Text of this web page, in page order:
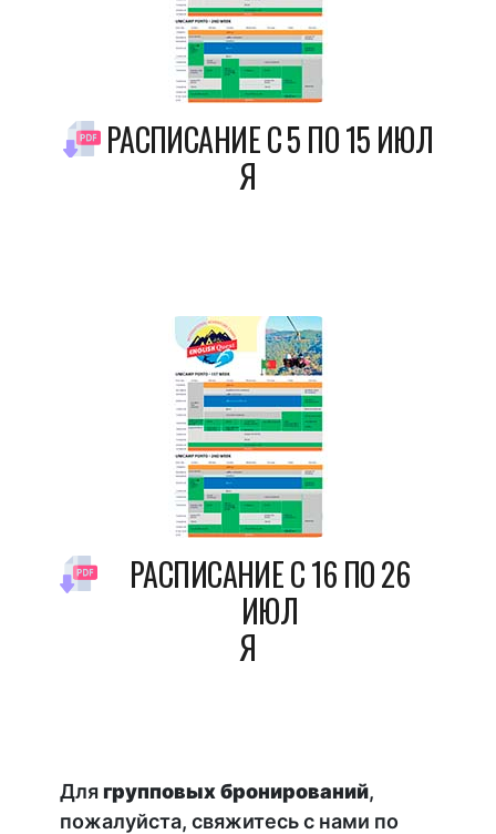
РАСПИСАНИЕ С 5 ПО 15 ИЮЛ
Я
РАСПИСАНИЕ С 16 ПО 26
ИЮЛ
Я
Длягрупповых бронирований,
пожалуйста, свяжитесь с нами по